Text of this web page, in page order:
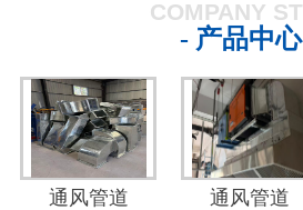
COMPANY
- 产品中
通风管道 通风管道